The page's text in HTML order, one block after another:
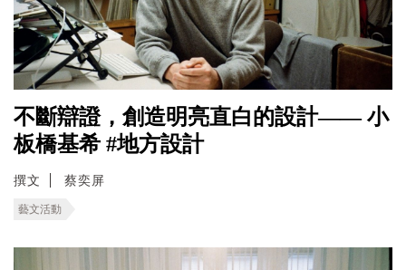
不斷辯證，創造明亮直白的設計—— 小
板橋基希 #地方設計
撰文 蔡奕屏
藝文活動